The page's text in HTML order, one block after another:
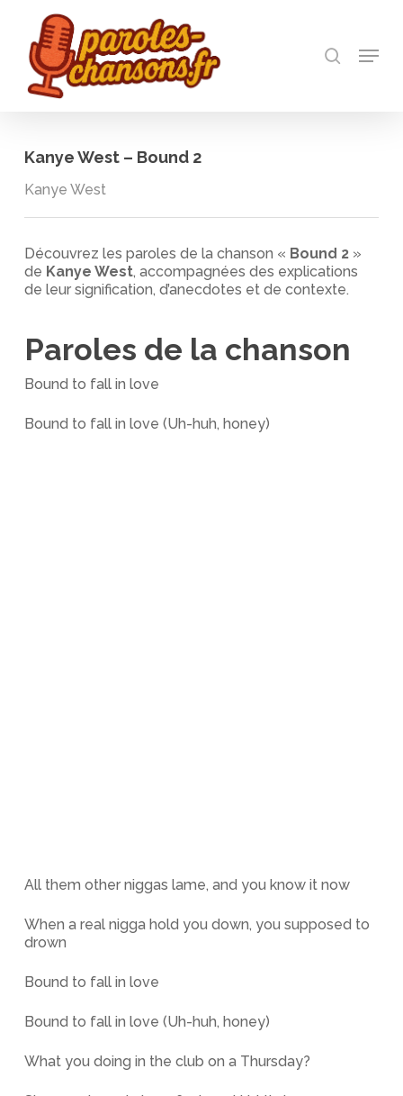
main
content
Menu
Kanye West – Bound 2
Kanye West
Découvrez les paroles de la chanson « Bound 2»
de Kanye West, accompagnées des explications
de leur signification, d’anecdotes et de contexte.
Paroles de la chanson
Bound to fall in love
Bound to fall in love (Uh-huh, honey)
All them other niggas lame, and you know it now
When a real nigga hold you down, you supposed to
drown
Bound to fall in love
Bound to fall in love (Uh-huh, honey)
What you doing in the club on a Thursday?
Close